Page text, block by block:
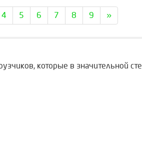
4 5 6 7 8 9 »
которые в значительной